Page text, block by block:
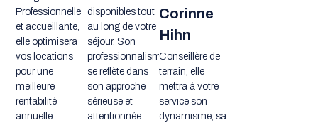
Professionnelle
et accueillante,
elle optimisera
vos locations
pour une
meilleure
rentabilité
annuelle.
disponibles tout
au long de votre
séjour. Son
professionnalisme
se reflète dans
son approche
sérieuse et
attentionnée
Corinne
Hihn
Conseillère de
terrain, elle
mettra à votre
service son
dynamisme, sa